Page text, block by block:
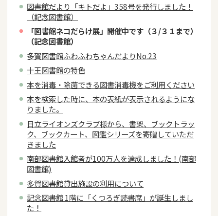
図書館だより「キトだよ」358号を発行しました！
（記念図書館）
「図書館ネコだらけ展」開催中です（３/３１まで）
（記念図書館）
多賀図書館ふわふわちゃんだよりNo.23
十王図書館の特色
本を消毒・除菌できる図書消毒機をご利用ください
本を検索した時に、本の表紙が表示されるようにな
りました。
日立ライオンズクラブ様から、書架、ブックトラッ
ク、ブックカート、図鑑シリーズを寄贈していただ
きました
南部図書館入館者が100万人を達成しました！(南部
図書館)
多賀図書館貸出施設の利用について
記念図書館 1階に「くつろぎ読書席」が誕生しまし
た！